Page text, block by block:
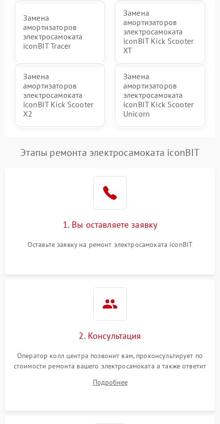
Замена
амортизаторов
электросамоката
iconBIT Tracer
Замена
амортизаторов
электросамоката
iconBIT Kick Scooter
XT
Замена
амортизаторов
электросамоката
iconBIT Kick Scooter
X2
Замена
амортизаторов
электросамоката
iconBIT Kick Scooter
Unicorn
Этапы ремонта электросамоката iconBIT
1. Вы оставляете заявку
Оставьте заявку на ремонт электросамоката iconBIT
2. Консультация
Оператор колл центра позвонит вам, проконсультирует по
стоимости ремонта вашего электросамоката а также ответит
Подробнее